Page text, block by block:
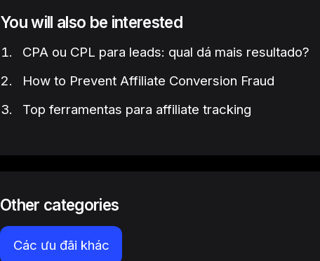
You will also be interested
CPA ou CPL para leads: qual dá mais resultado?
How to Prevent Affiliate Conversion Fraud
Top ferramentas para affiliate tracking
Other categories
Các ưu đãi khác